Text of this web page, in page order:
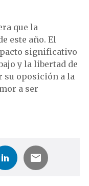
que la
este año. El
significativo
y la libertad de
su oposición a la
a ser